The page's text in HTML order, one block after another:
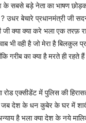
सबसे बड़े नेता का भाषण
उधर बेचारे प्रधानमंत्री जी
जी क्या क्या करे भला एक तरफ़
भी वही है जो मेरा है बिलकुल
गरीब का क्या है मरते ही रहते
एक्सीडेंट में पुलिस की
देश के धन कुबेर के घर में शादी
है भला क्या देश के नये